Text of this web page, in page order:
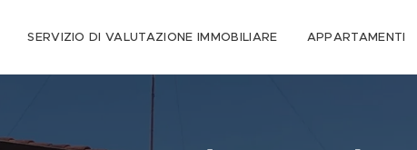
SERVIZIO DI VALUTAZIONE IMMOBILIARE APPARTAMENTI